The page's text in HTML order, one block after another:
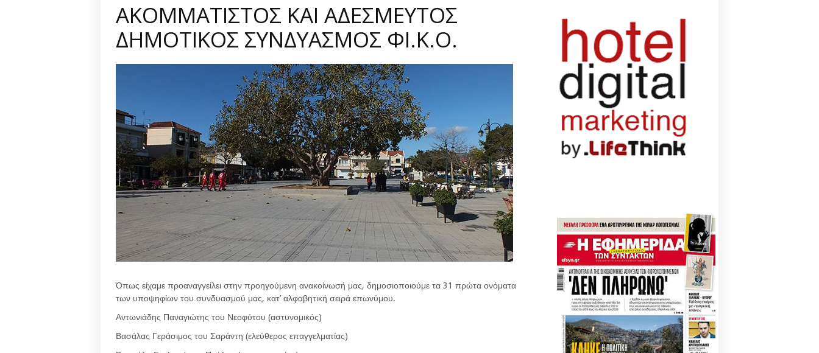
ΑΚΟΜΜΑΤΙΣΤΟΣ ΚΑΙ ΑΔΕΣΜΕΥΤΟΣ
ΔΗΜΟΤΙΚΟΣ ΣΥΝΔΥΑΣΜΟΣ ΦΙ.Κ.Ο.
Όπως είχαμε προαναγγείλει στην προηγούμενη ανακοίνωσή μας, δημοσιοποιούμε τα 31 πρώτα ονόματα
των υποψηφίων του συνδυασμού μας, κατ’ αλφαβητική σειρά επωνύμου.
Αντωνιάδης Παναγιώτης του Νεοφύτου (αστυνομικός)
Βασάλας Γεράσιμος του Σαράντη (ελεύθερος επαγγελματίας)